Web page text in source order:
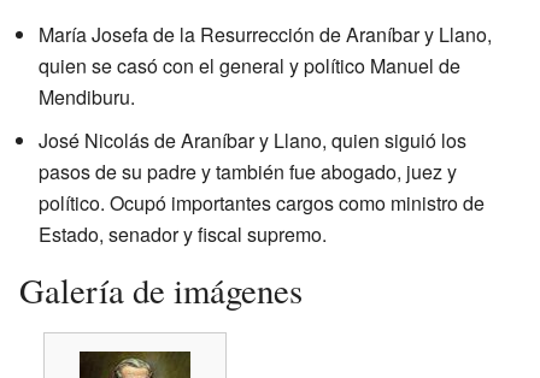
María Josefa de la Resurrección de Araníbar y Llano,
quien se casó con el general y político Manuel de
Mendiburu.
José Nicolás de Araníbar y Llano, quien siguió los
pasos de su padre y también fue abogado, juez y
político. Ocupó importantes cargos como ministro de
Estado, senador y fiscal supremo.
Galería de imágenes